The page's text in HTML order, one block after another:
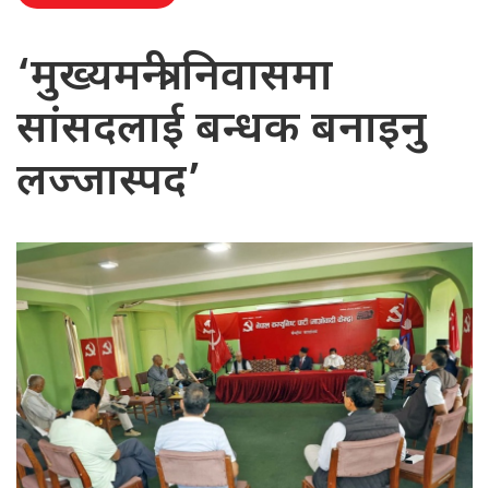
‘मुख्यमन्त्री निवासमा
सांसदलाई बन्धक बनाइनु
लज्जास्पद’